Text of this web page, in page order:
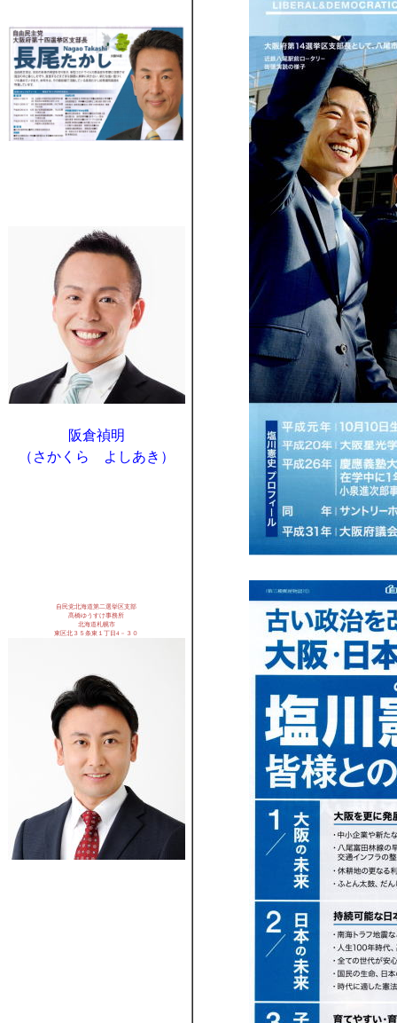
阪倉禎明
（さかくら よしあき）
自民党北海道第二選挙区支部
髙橋ゆうすけ事務所
北海道札幌市
東区北３５条東１丁目4－３０